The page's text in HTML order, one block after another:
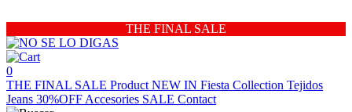
THE FINAL SALE
0
THE FINAL SALE Product NEW IN Fiesta Collection Tejidos
Jeans 30%OFF Accesories SALE Contact